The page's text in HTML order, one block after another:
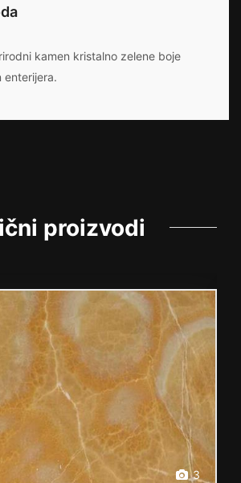
kamen kristalno zelene boje
enterijera.
proizvodi
3